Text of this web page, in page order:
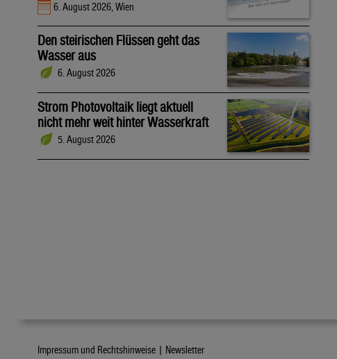
6. August 2026, Wien
Den steirischen Flüssen geht das
Wasser aus
6. August 2026
Strom Photovoltaik liegt aktuell
nicht mehr weit hinter Wasserkraft
5. August 2026
Impressum und Rechtshinweise | Newsletter